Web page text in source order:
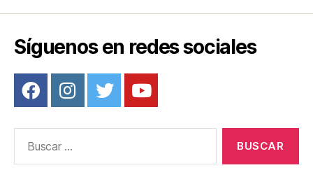
Síguenos en redes sociales